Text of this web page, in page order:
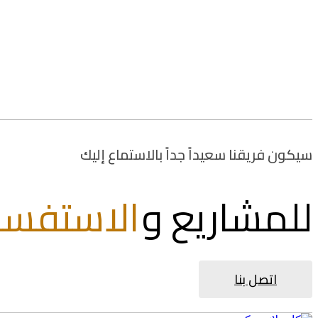
سيكون فريقنا سعيداً جداً بالاستماع إليك
للمشاريع و
اتصل بنا